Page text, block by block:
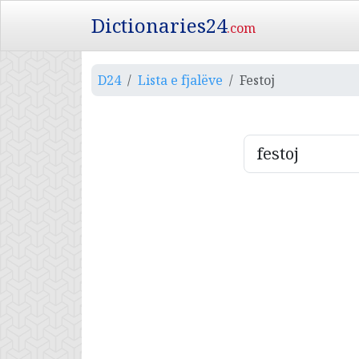
Dictionaries24.com
D24 Lista e fjalëve Festoj